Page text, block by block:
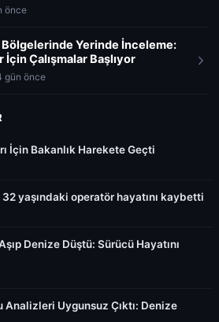
önce
Bölgelerinde Yerinde İnceleme:
Çalışmalar Başlıyor
gün önce
İçin Bakanlık Harekete Geçti
yaşındaki operatör hayatını kaybetti
Denize Düştü: Sürücü Hayatını
Uygunsuz Çıktı: Denize